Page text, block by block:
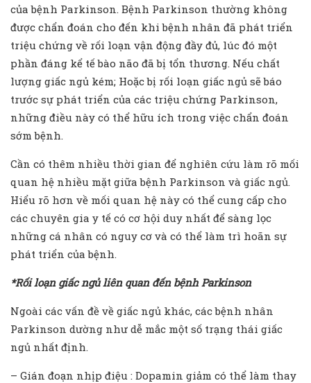
của bệnh Parkinson. Bệnh Parkinson thường không
được chẩn đoán cho đến khi bệnh nhân đã phát triển
triệu chứng về rối loạn vận động đầy đủ, lúc đó một
phần đáng kể tế bào não đã bị tổn thương. Nếu chất
lượng giấc ngủ kém; Hoặc bị rối loạn giấc ngủ sẽ báo
trước sự phát triển của các triệu chứng Parkinson,
những điều này có thể hữu ích trong việc chẩn đoán
sớm bệnh.
Cần có thêm nhiều thời gian để nghiên cứu làm rõ mối
quan hệ nhiều mặt giữa bệnh Parkinson và giấc ngủ.
Hiểu rõ hơn về mối quan hệ này có thể cung cấp cho
các chuyên gia y tế có cơ hội duy nhất để sàng lọc
những cá nhân có nguy cơ và có thể làm trì hoãn sự
phát triển của bệnh.
*Rối loạn giấc ngủ liên quan đến bệnh Parkinson
Ngoài các vấn đề về giấc ngủ khác, các bệnh nhân
Parkinson dường như dễ mắc một số trạng thái giấc
ngủ nhất định.
– Gián đoạn nhịp điệu : Dopamin giảm có thể làm thay